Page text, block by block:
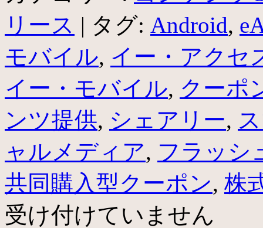
リース | タグ: Android,
モバイル, イー・アクセ
イー・モバイル, クーポ
ンツ提供, シェアリー,
ャルメディア, フラッシ
共同購入型クーポン, 株
受け付けていません